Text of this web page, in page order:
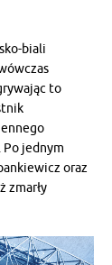
biali
to
jednym
oraz
zmarły